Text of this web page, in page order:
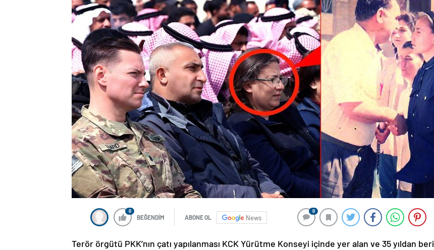
0
BEĞENDİM ABONE OL News
0
Terör örgütü PKK’nın çatı yapılanması KCK Yürütme Konseyi içinde yer alan ve 35 yıldan beri